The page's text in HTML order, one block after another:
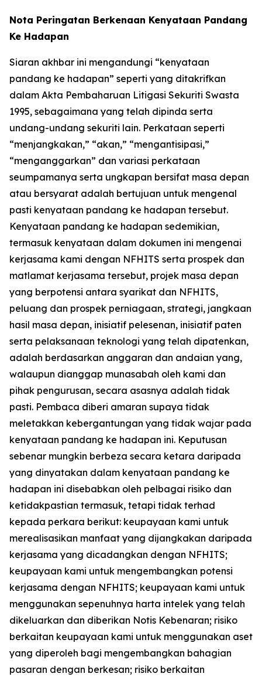
Nota Peringatan Berkenaan Kenyataan Pandang
Ke Hadapan
Siaran akhbar ini mengandungi “kenyataan
pandang ke hadapan” seperti yang ditakrifkan
dalam Akta Pembaharuan Litigasi Sekuriti Swasta
1995, sebagaimana yang telah dipinda serta
undang-undang sekuriti lain. Perkataan seperti
“menjangkakan,” “akan,” “mengantisipasi,”
“menganggarkan” dan variasi perkataan
seumpamanya serta ungkapan bersifat masa depan
atau bersyarat adalah bertujuan untuk mengenal
pasti kenyataan pandang ke hadapan tersebut.
Kenyataan pandang ke hadapan sedemikian,
termasuk kenyataan dalam dokumen ini mengenai
kerjasama kami dengan NFHITS serta prospek dan
matlamat kerjasama tersebut, projek masa depan
yang berpotensi antara syarikat dan NFHITS,
peluang dan prospek perniagaan, strategi, jangkaan
hasil masa depan, inisiatif pelesenan, inisiatif paten
serta pelaksanaan teknologi yang telah dipatenkan,
adalah berdasarkan anggaran dan andaian yang,
walaupun dianggap munasabah oleh kami dan
pihak pengurusan, secara asasnya adalah tidak
pasti. Pembaca diberi amaran supaya tidak
meletakkan kebergantungan yang tidak wajar pada
kenyataan pandang ke hadapan ini. Keputusan
sebenar mungkin berbeza secara ketara daripada
yang dinyatakan dalam kenyataan pandang ke
hadapan ini disebabkan oleh pelbagai risiko dan
ketidakpastian termasuk, tetapi tidak terhad
kepada perkara berikut: keupayaan kami untuk
merealisasikan manfaat yang dijangkakan daripada
kerjasama yang dicadangkan dengan NFHITS;
keupayaan kami untuk mengembangkan potensi
kerjasama dengan NFHITS; keupayaan kami untuk
menggunakan sepenuhnya harta intelek yang telah
dikeluarkan dan diberikan Notis Kebenaran; risiko
berkaitan keupayaan kami untuk menggunakan aset
yang diperoleh bagi mengembangkan bahagian
pasaran dengan berkesan; risiko berkaitan